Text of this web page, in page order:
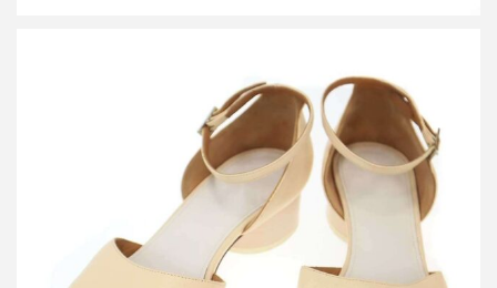
メゾン マルジェラ TABI 足袋アンクルストラップバレリーナパン
プス
買取金額16,800円